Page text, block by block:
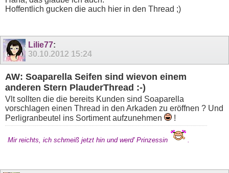
Hoffentlich gucken die auch hier in den Thread ;)
Lilie77:
30.10.2012 15:24
AW: Soaparella Seifen sind wievon einem
anderen Stern PlauderThread :-)
Vlt sollten die die bereits Kunden sind Soaparella
vorschlagen einen Thread in den Arkaden zu eröffnen ? Und
Perligranbeutel ins Sortiment aufzunehmen
!
Mir reichts, ich schmeiß jetzt hin und werd' Prinzessin .